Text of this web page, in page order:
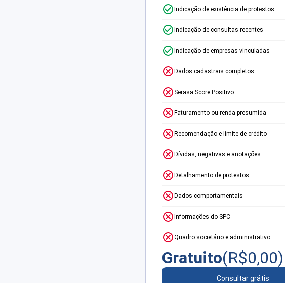
Indicação de existência de protestos
Indicação de consultas recentes
Indicação de empresas vinculadas
Dados cadastrais completos
Serasa Score Positivo
Faturamento ou renda presumida
Recomendação e limite de crédito
Dívidas, negativas e anotações
Detalhamento de protestos
Dados comportamentais
Informações do SPC
Quadro societário e administrativo
Gratuito(R$0,00)
Consultar grátis